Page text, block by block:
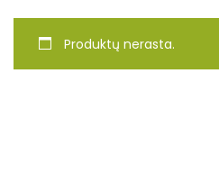
Produktų nerasta.